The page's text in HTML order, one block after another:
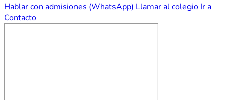
Hablar con admisiones (WhatsApp) Llamar al colegio Ir a
Contacto